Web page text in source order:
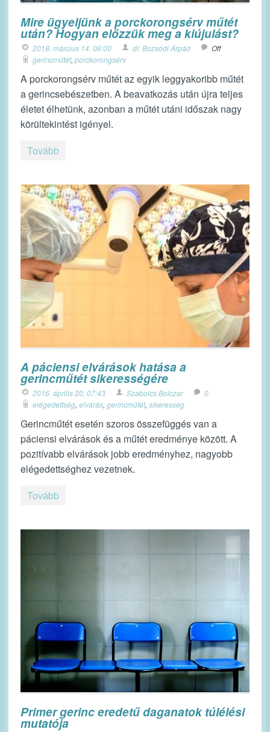
Mire ügyeljünk a porckorongsérv műtét
után? Hogyan előzzük meg a kiújulást?
2018. március 14. 06:00 dr. Bozsódi Árpád
Off
gerincműtét, porckorongsérv
A porckorongsérv műtét az egyik leggyakoribb műtét
a gerincsebészetben. A beavatkozás után újra teljes
életet élhetünk, azonban a műtét utáni időszak nagy
körültekintést igényel.
Tovább
A páciensi elvárások hatása a
gerincműtét sikerességére
2016. április 20. 07:43 Szabolcs Bolczar
0
elégedettség, elvárás, gerincműtét, sikeresség
Gerincműtét esetén szoros összefüggés van a
páciensi elvárások és a műtét eredménye között. A
pozitívabb elvárások jobb eredményhez, nagyobb
elégedettséghez vezetnek.
Tovább
Primer gerinc eredetű daganatok túlélési
mutatója